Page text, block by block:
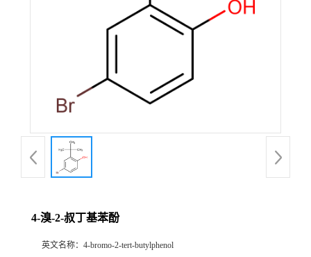
4-溴-2-叔丁基苯酚
英文名称： 4-bromo-2-tert-butylphenol